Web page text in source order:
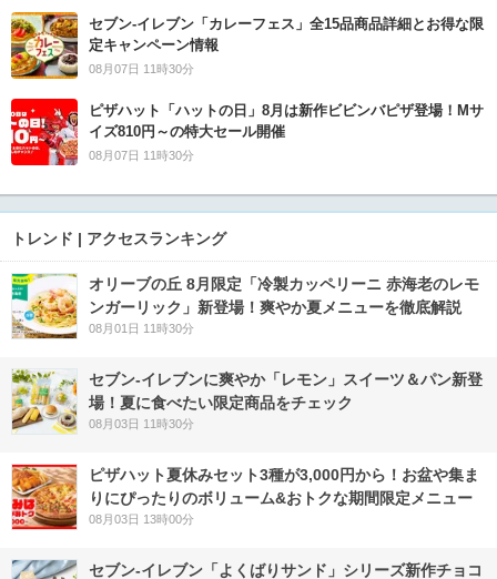
セブン‐イレブン「カレーフェス」全15品商品詳細とお得な限
定キャンペーン情報
08月07日 11時30分
ピザハット「ハットの日」8月は新作ビビンバピザ登場！Mサ
イズ810円～の特大セール開催
08月07日 11時30分
トレンド | アクセスランキング
オリーブの丘 8月限定「冷製カッペリーニ 赤海老のレモ
ンガーリック」新登場！爽やか夏メニューを徹底解説
08月01日 11時30分
セブン‐イレブンに爽やか「レモン」スイーツ＆パン新登
場！夏に食べたい限定商品をチェック
08月03日 11時30分
ピザハット夏休みセット3種が3,000円から！お盆や集ま
りにぴったりのボリューム&おトクな期間限定メニュー
08月03日 13時00分
セブン‐イレブン「よくばりサンド」シリーズ新作チョコ